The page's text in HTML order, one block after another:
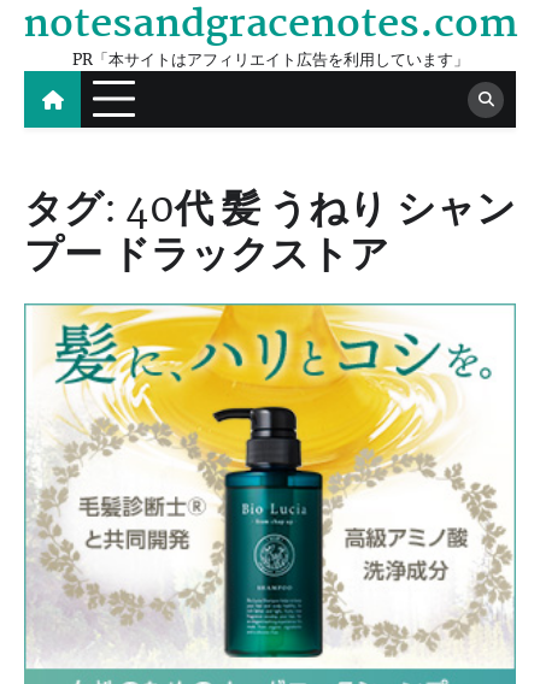
Skip
content
notesandgracenotes.com
PR「本サイトはアフィリエイト広告を利用しています」
タグ: 40代 髪 うねり シャン
プー ドラックストア